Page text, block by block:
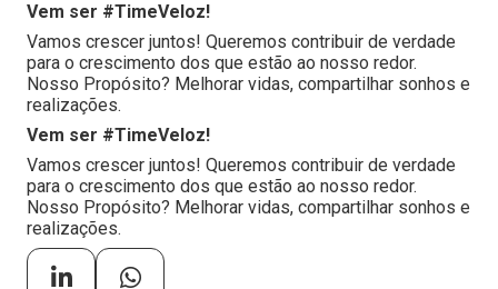
Vem ser #TimeVeloz!
Vamos crescer juntos! Queremos contribuir de verdade
para o crescimento dos que estão ao nosso redor.
Nosso Propósito? Melhorar vidas, compartilhar sonhos e
realizações.
Vem ser #TimeVeloz!
Vamos crescer juntos! Queremos contribuir de verdade
para o crescimento dos que estão ao nosso redor.
Nosso Propósito? Melhorar vidas, compartilhar sonhos e
realizações.